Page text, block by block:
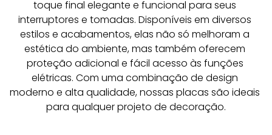
toque final elegante e funcional para seus
interruptores e tomadas. Disponíveis em diversos
estilos e acabamentos, elas não só melhoram a
estética do ambiente, mas também oferecem
proteção adicional e fácil acesso às funções
elétricas. Com uma combinação de design
moderno e alta qualidade, nossas placas são ideais
para qualquer projeto de decoração.